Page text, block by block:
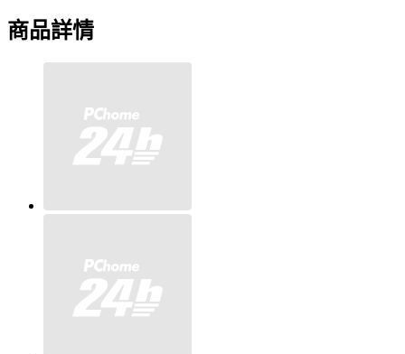
商品詳情